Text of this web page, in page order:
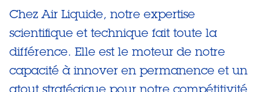
Chez Air Liquide, notre expertise
scientifique et technique fait toute la
différence. Elle est le moteur de notre
capacité à innover en permanence et un
atout stratégique pour notre compétitivité